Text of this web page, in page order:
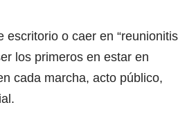
o caer en
los primeros en estar en
cada marcha, acto público,